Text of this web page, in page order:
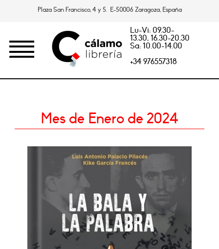
Plaza San Francisco, 4 y 5. E-50006 Zaragoza, España
Lu-Vi: 09.30-
13.30, 16.30-20.30
Sa: 10.00-14.00
+34 976557318
Mes de Enero de 2024